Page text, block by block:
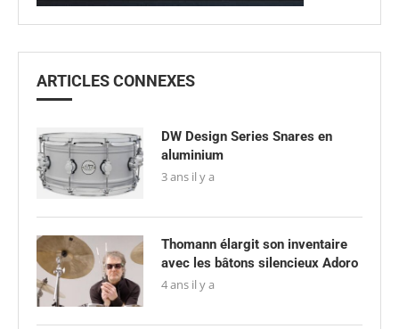
ARTICLES CONNEXES
DW Design Series Snares en
aluminium
3 ans il y a
Thomann élargit son inventaire
avec les bâtons silencieux Adoro
4 ans il y a